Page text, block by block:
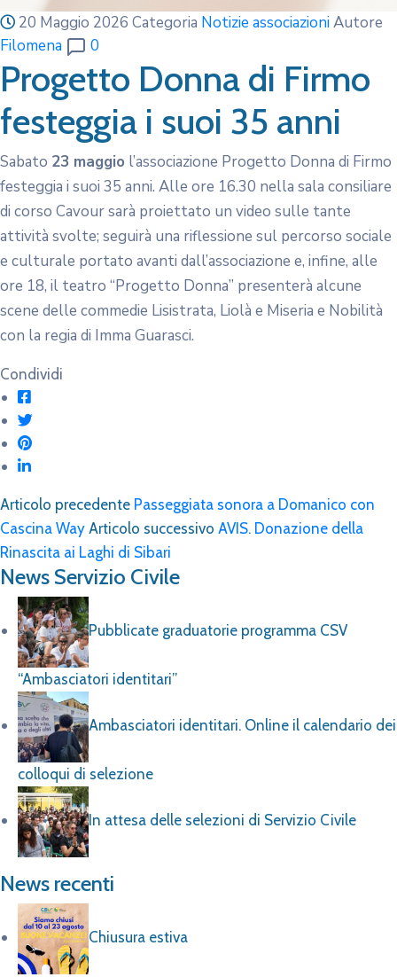
20 Maggio 2026 Categoria Notizie associazioniAutore
Filomena
0
Progetto Donna di Firmo
festeggia i suoi 35 anni
Sabato 23 maggio l’associazione Progetto Donna di Firmo
festeggia i suoi 35 anni. Alle ore 16.30 nella sala consiliare
di corso Cavour sarà proiettato un video sulle tante
attività svolte; seguirà una riflessione sul percorso sociale
e culturale portato avanti dall’associazione e, infine, alle
ore 18, il teatro “Progetto Donna” presenterà alcune
scene delle commedie Lisistrata, Liolà e Miseria e Nobilità
con la regia di Imma Guarasci.
Condividi
Articolo precedente Passeggiata sonora a Domanico con
Cascina Way Articolo successivo AVIS. Donazione della
Rinascita ai Laghi di Sibari
News Servizio Civile
Pubblicate graduatorie programma CSV
“Ambasciatori identitari”
Ambasciatori identitari. Online il calendario dei
colloqui di selezione
In attesa delle selezioni di Servizio Civile
News recenti
Chiusura estiva